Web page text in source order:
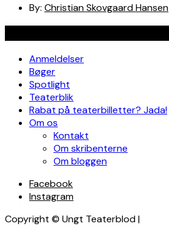
By: Christian Skovgaard Hansen
Anmeldelser
Bøger
Spotlight
Teaterblik
Rabat på teaterbilletter? Jada!
Om os
Kontakt
Om skribenterne
Om bloggen
Facebook
Instagram
Copyright © Ungt Teaterblod |